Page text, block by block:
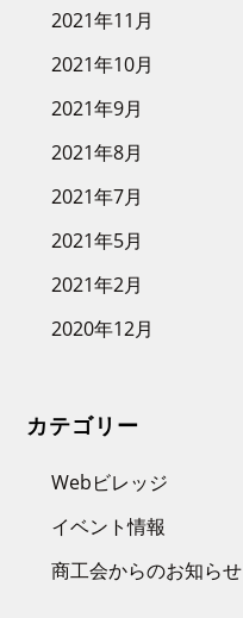
2021年11月
2021年10月
2021年9月
2021年8月
2021年7月
2021年5月
2021年2月
2020年12月
カテゴリー
Webビレッジ
イベント情報
商工会からのお知らせ